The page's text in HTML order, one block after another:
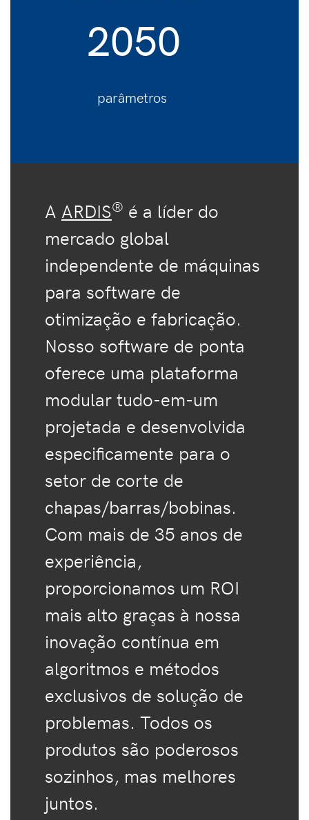
2050
parâmetros
A ARDIS® é a líder do
mercado global
independente de máquinas
para software de
otimização e fabricação.
Nosso software de ponta
oferece uma plataforma
modular tudo-em-um
projetada e desenvolvida
especificamente para o
setor de corte de
chapas/barras/bobinas.
Com mais de 35 anos de
experiência,
proporcionamos um ROI
mais alto graças à nossa
inovação contínua em
algoritmos e métodos
exclusivos de solução de
problemas. Todos os
produtos são poderosos
sozinhos, mas melhores
juntos.